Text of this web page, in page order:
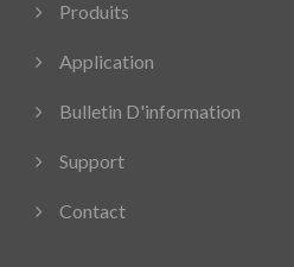
Produits
Application
Bulletin D'information
Support
Contact